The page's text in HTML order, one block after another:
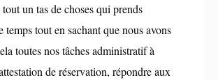
un tas de choses qui prends
temps tout en sachant que nous avons
toutes nos tâches administratif à
de réservation, répondre aux